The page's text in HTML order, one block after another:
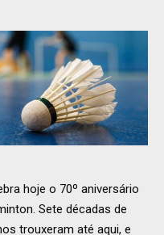
hoje o 70º aniversário
Sete décadas de
trouxeram até aqui, e